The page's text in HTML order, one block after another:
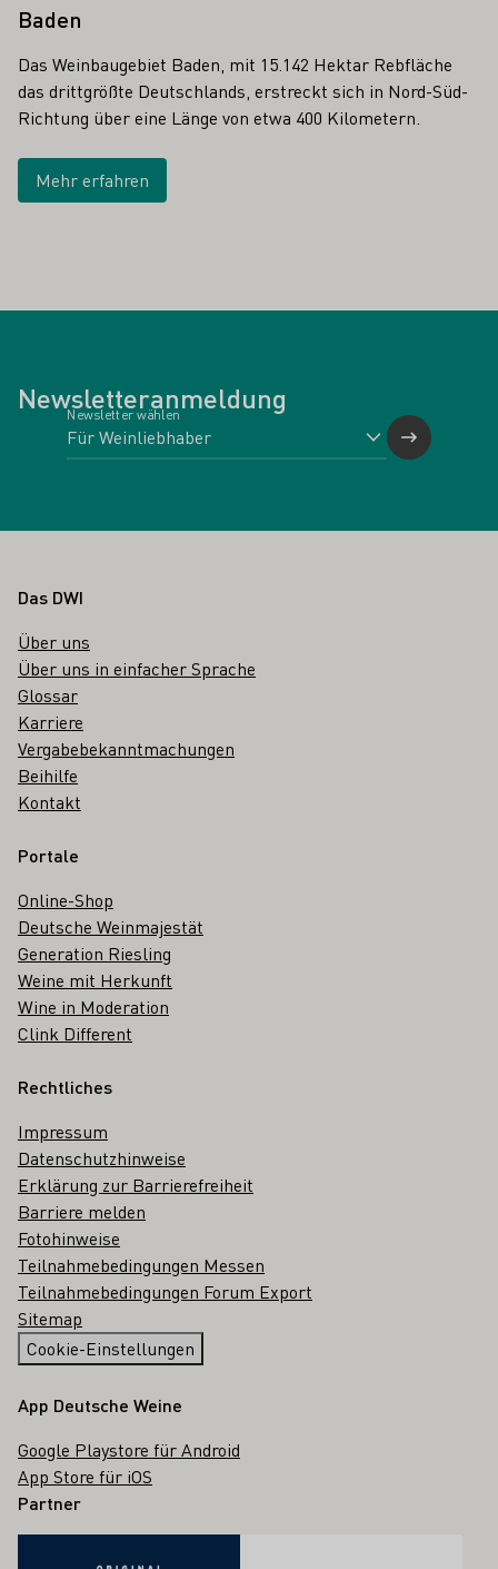
Baden
Das Weinbaugebiet Baden, mit 15.142 Hektar Rebfläche
das drittgrößte Deutschlands, erstreckt sich in Nord-Süd-
Richtung über eine Länge von etwa 400 Kilometern.
Mehr erfahren
Newsletteranmeldung
Newsletter wählen
Fußbereich
Das DWI
Über uns
Über uns in einfacher Sprache
Glossar
Karriere
Vergabebekanntmachungen
Beihilfe
Kontakt
Portale
Online-Shop
Deutsche Weinmajestät
Generation Riesling
Weine mit Herkunft
Wine in Moderation
Clink Different
Rechtliches
Impressum
Datenschutzhinweise
Erklärung zur Barrierefreiheit
Barriere melden
Fotohinweise
Teilnahmebedingungen Messen
Teilnahmebedingungen Forum Export
Sitemap
Cookie-Einstellungen
App Deutsche Weine
Google Playstore für Android
App Store für iOS
Partner